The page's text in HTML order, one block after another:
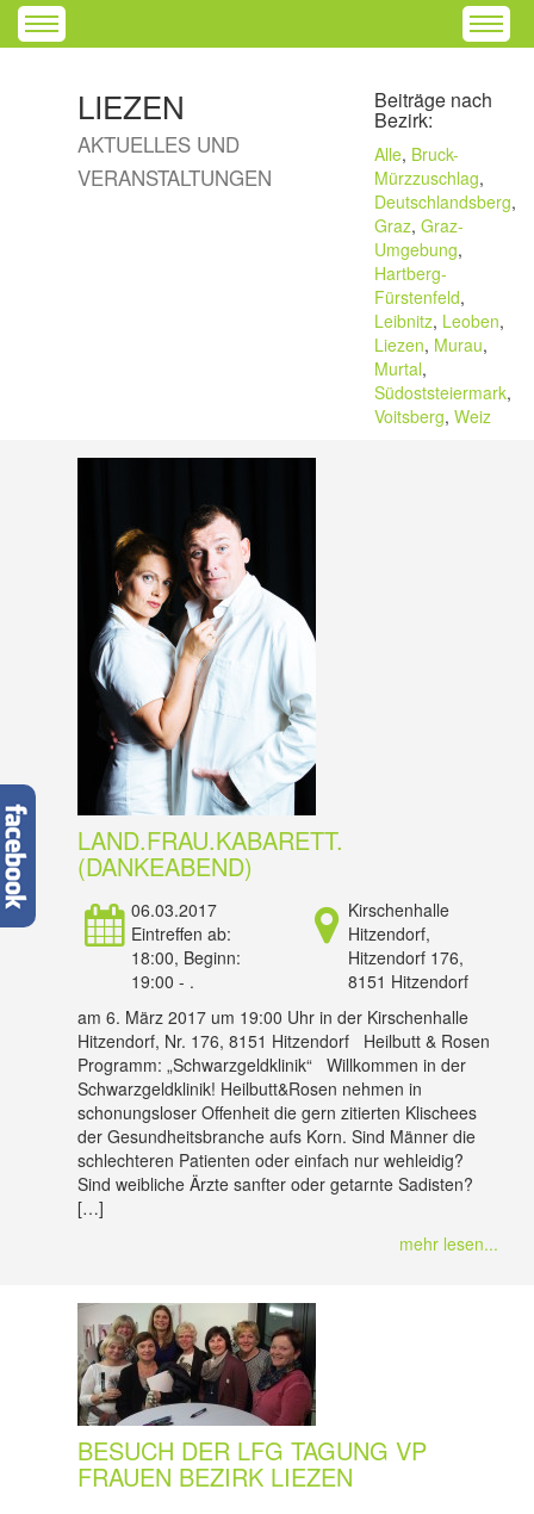
LIEZEN
AKTUELLES UND
VERANSTALTUNGEN
Beiträge nach
Bezirk:
Alle, Bruck-
Mürzzuschlag,
Deutschlandsberg,
Graz, Graz-
Umgebung,
Hartberg-
Fürstenfeld,
Leibnitz, Leoben,
Liezen, Murau,
Murtal,
Südoststeiermark,
Voitsberg, Weiz
LAND.FRAU.KABARETT.
(DANKEABEND)
06.03.2017
Eintreffen ab:
18:00, Beginn:
19:00 - .
Kirschenhalle
Hitzendorf,
Hitzendorf 176,
8151 Hitzendorf
am 6. März 2017 um 19:00 Uhr in der Kirschenhalle
Hitzendorf, Nr. 176, 8151 Hitzendorf Heilbutt & Rosen
Programm: „Schwarzgeldklinik“ Willkommen in der
Schwarzgeldklinik! Heilbutt&Rosen nehmen in
schonungsloser Offenheit die gern zitierten Klischees
der Gesundheitsbranche aufs Korn. Sind Männer die
schlechteren Patienten oder einfach nur wehleidig?
Sind weibliche Ärzte sanfter oder getarnte Sadisten?
[…]
mehr lesen...
BESUCH DER LFG TAGUNG VP
FRAUEN BEZIRK LIEZEN